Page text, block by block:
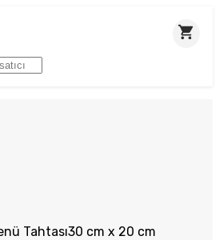
Tahtası30 cm x 20 cm